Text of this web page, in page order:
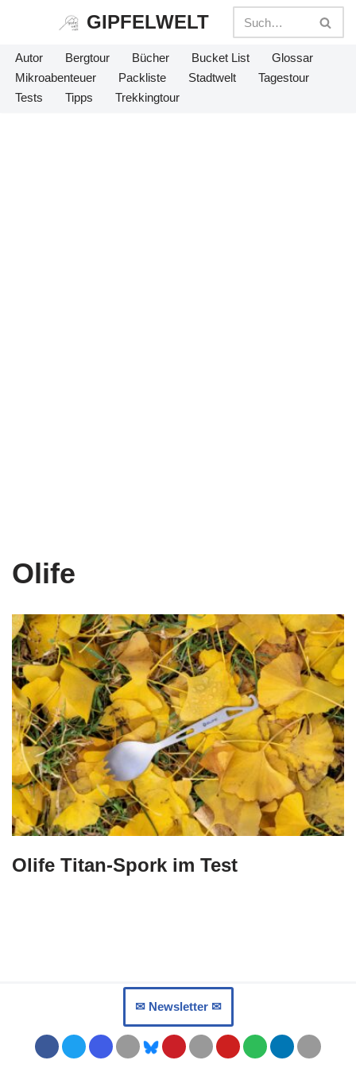
Inhalt
springen
GIPFELWELT
Autor Bergtour Bücher Bucket List
Glossar
Mikroabenteuer
Packliste Stadtwelt
Tagestour
Tests
Tipps Trekkingtour
Olife
Olife Titan-Spork im Test
✉︎ Newsletter ✉︎